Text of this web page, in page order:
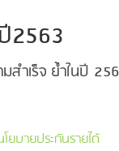
2563
เร็จ ย้ำในปี
โยบายประกันรายได้